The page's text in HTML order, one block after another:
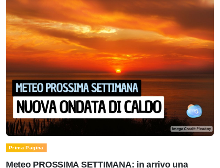
Prima Pagina
Meteo PROSSIMA SETTIMANA: in arrivo una